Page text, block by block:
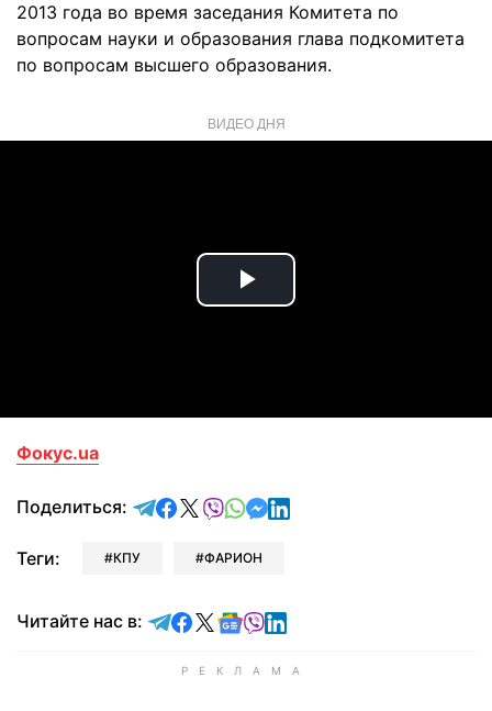
2013 года во время заседания Комитета по
вопросам науки и образования глава подкомитета
по вопросам высшего образования.
ВИДЕО ДНЯ
Play
Фокус.ua
Поделиться: отправить в Telegram
поделиться в Facebook
поделиться в X
отправить в Viber
отправить в Whatsapp
отправить в Messenger
отправить в LinkedIn
Теги: КПУ ФАРИОН
Читайте нас в: Читайте в Telegram
Читайте в Facebook
Читайте в X
Читайте в Google news
Читайте в Viber
Читайте в LinkedIn